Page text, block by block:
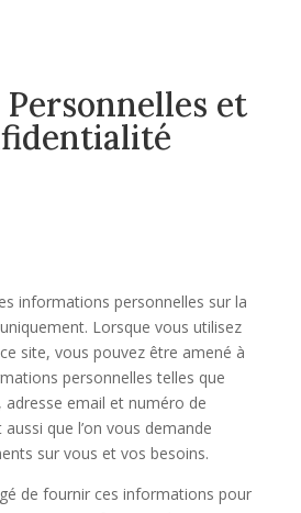
Personnelles et
informations personnelles sur la
Lorsque vous utilisez
site, vous pouvez être amené à
personnelles telles que
email et numéro de
que l’on vous demande
sur vous et vos besoins.
de fournir ces informations pour